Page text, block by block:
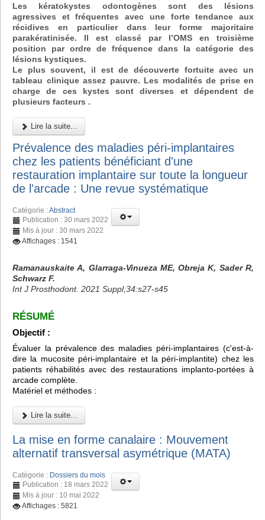
Les kératokystes odontogènes sont des lésions
agressives et fréquentes avec une forte tendance aux
récidives en particulier dans leur forme majoritaire
parakératinisée. Il est classé par l’OMS en troisième
position par ordre de fréquence dans la catégorie des
lésions kystiques.
Le plus souvent, il est de découverte fortuite avec un
tableau clinique assez pauvre. Les modalités de prise en
charge de ces kystes sont diverses et dépendent de
plusieurs facteurs .
Lire la suite...
Prévalence des maladies péri-implantaires
chez les patients bénéficiant d'une
restauration implantaire sur toute la longueur
de l'arcade : Une revue systématique
Catégorie :Abstract
Publication : 30 mars 2022
Mis à jour : 30 mars 2022
Affichages : 1541
Ramanauskaite A, Glarraga-Vinueza ME, Obreja K, Sader R,
Schwarz F.
Int J Prosthodont. 2021 Suppl;34:s27-s45
RÉSUMÉ
Objectif :
Évaluer la prévalence des maladies péri-implantaires (c'est-à-
dire la mucosite péri-implantaire et la péri-implantite) chez les
patients réhabilités avec des restaurations implanto-portées à
arcade complète.
Matériel et méthodes :
Lire la suite...
La mise en forme canalaire : Mouvement
alternatif transversal asymétrique (MATA)
Catégorie : Dossiers du mois
Publication : 18 mars 2022
Mis à jour : 10 mai 2022
Affichages : 5821